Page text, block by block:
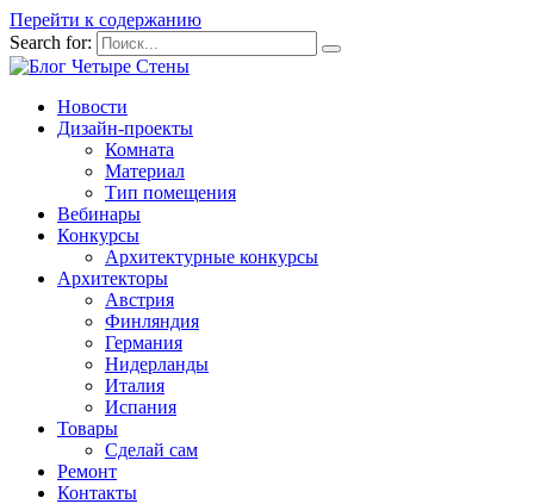
Перейти к содержанию
Search for:
Новости
Дизайн-проекты
Комната
Материал
Тип помещения
Вебинары
Конкурсы
Архитектурные конкурсы
Архитекторы
Австрия
Финляндия
Германия
Нидерланды
Италия
Испания
Товары
Сделай сам
Ремонт
Контакты